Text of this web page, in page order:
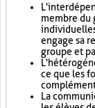
membre du
engage sa
groupe et
ce que les
La